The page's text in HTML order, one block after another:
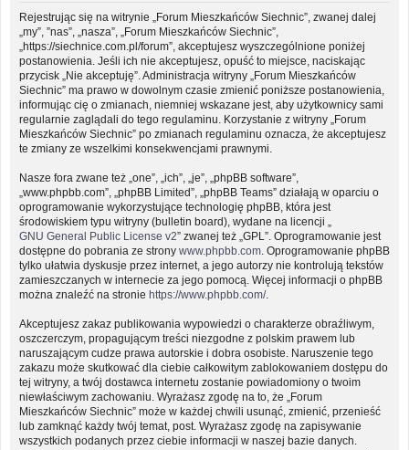
Rejestrując się na witrynie „Forum Mieszkańców Siechnic”, zwanej dalej
„my”, ”nas”, „nasza”, „Forum Mieszkańców Siechnic”,
„https://siechnice.com.pl/forum”, akceptujesz wyszczególnione poniżej
postanowienia. Jeśli ich nie akceptujesz, opuść to miejsce, naciskając
przycisk „Nie akceptuję”. Administracja witryny „Forum Mieszkańców
Siechnic” ma prawo w dowolnym czasie zmienić poniższe postanowienia,
informując cię o zmianach, niemniej wskazane jest, aby użytkownicy sami
regularnie zaglądali do tego regulaminu. Korzystanie z witryny „Forum
Mieszkańców Siechnic” po zmianach regulaminu oznacza, że akceptujesz
te zmiany ze wszelkimi konsekwencjami prawnymi.
Nasze fora zwane też „one”, „ich”, „je”, „phpBB software”,
„www.phpbb.com”, „phpBB Limited”, „phpBB Teams” działają w oparciu o
oprogramowanie wykorzystujące technologię phpBB, która jest
środowiskiem typu witryny (bulletin board), wydane na licencji „
GNU General Public License v2” zwanej też „GPL”. Oprogramowanie jest
dostępne do pobrania ze strony www.phpbb.com . Oprogramowanie phpBB
tylko ułatwia dyskusje przez internet, a jego autorzy nie kontrolują tekstów
zamieszczanych w internecie za jego pomocą. Więcej informacji o phpBB
można znaleźć na stronie https://www.phpbb.com/.
Akceptujesz zakaz publikowania wypowiedzi o charakterze obraźliwym,
oszczerczym, propagującym treści niezgodne z polskim prawem lub
naruszającym cudze prawa autorskie i dobra osobiste. Naruszenie tego
zakazu może skutkować dla ciebie całkowitym zablokowaniem dostępu do
tej witryny, a twój dostawca internetu zostanie powiadomiony o twoim
niewłaściwym zachowaniu. Wyrażasz zgodę na to, że „Forum
Mieszkańców Siechnic” może w każdej chwili usunąć, zmienić, przenieść
lub zamknąć każdy twój temat, post. Wyrażasz zgodę na zapisywanie
wszystkich podanych przez ciebie informacji w naszej bazie danych.